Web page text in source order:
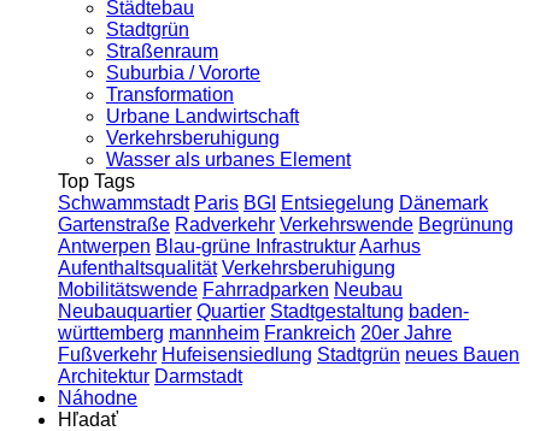
Städtebau
Stadtgrün
Straßenraum
Suburbia / Vororte
Transformation
Urbane Landwirtschaft
Verkehrsberuhigung
Wasser als urbanes Element
Top Tags
Schwammstadt Paris BGI Entsiegelung Dänemark
Gartenstraße Radverkehr Verkehrswende Begrünung
Antwerpen Blau-grüne InfrastrukturAarhus
Aufenthaltsqualität Verkehrsberuhigung
Mobilitätswende Fahrradparken Neubau
Neubauquartier Quartier Stadtgestaltung baden-
württemberg mannheim Frankreich 20er Jahre
Fußverkehr Hufeisensiedlung Stadtgrün neues Bauen
Architektur Darmstadt
Náhodne
Hľadať